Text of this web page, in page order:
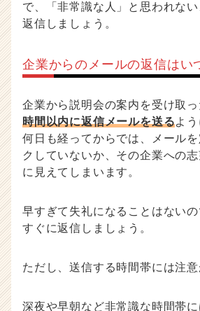
で、「非常識な人」と思われな
返信しましょう。
企業からのメールの返信はい
企業から説明会の案内を受け取っ
時間以内に返信メールを送るよ
何日も経ってからでは、メール
クしていないか、その企業への
に見えてしまいます。
早すぎて失礼になることはない
すぐに返信しましょう。
ただし、送信する時間帯には注意
深夜や早朝など非常識な時間帯